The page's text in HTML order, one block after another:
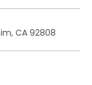
CA 92808